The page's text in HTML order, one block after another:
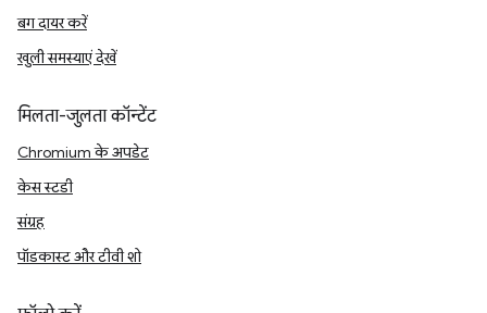
बग दायर करें
खुली समस्याएं देखें
मिलता-जुलता कॉन्टेंट
Chromium के अपडेट
केस स्टडी
संग्रह
पॉडकास्ट और टीवी शो